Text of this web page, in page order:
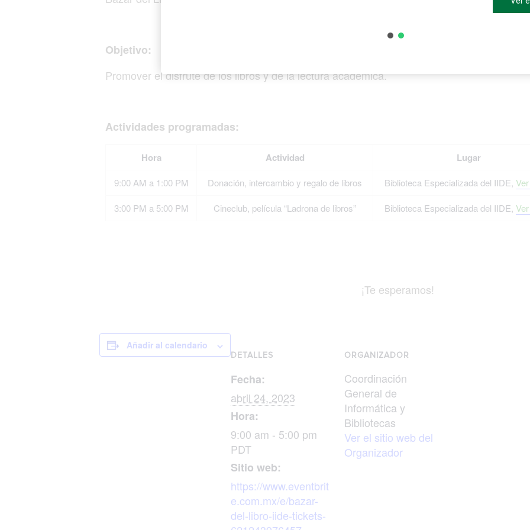
Objetivo:
Promover el disfrute de los libros y de la lectura académica.
Actividades programadas:
Hora Actividad Lugar
9:00 AM a 1:00 PM Donación, intercambio y regalo de libros Biblioteca Especializada del IIDE,
3:00 PM a 5:00 PM Cineclub, película “Ladrona de libros” Biblioteca Especializada del IIDE,
¡Te esperamos!
Añadir al calendario
DETALLES
Fecha:
abril 24, 2023
Hora:
9:00 am - 5:00 pm
PDT
Sitio web:
https://www.eventbrit
e.com.mx/e/bazar-
del-libro-iide-tickets-
ORGANIZADOR
Coordinación
General de
Informática y
Bibliotecas
Ver el sitio web del
Organizador